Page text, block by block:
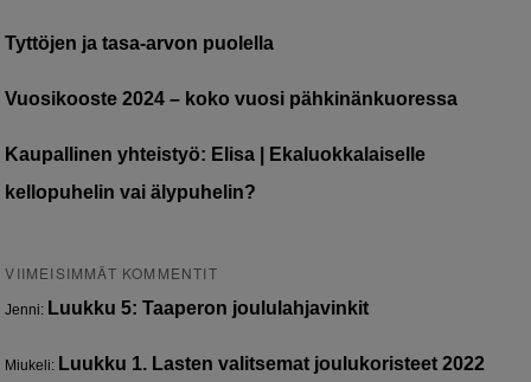
Tyttöjen ja tasa-arvon puolella
Vuosikooste 2024 – koko vuosi pähkinänkuoressa
Kaupallinen yhteistyö: Elisa | Ekaluokkalaiselle
kellopuhelin vai älypuhelin?
VIIMEISIMMÄT KOMMENTIT
Jenni: Luukku 5: Taaperon joululahjavinkit
Miukeli: Luukku 1. Lasten valitsemat joulukoristeet 2022